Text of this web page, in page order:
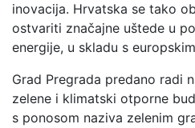
inovacija. Hrvatska se tako
ostvariti značajne uštede u
energije, u skladu s
Grad Pregrada predano radi
zelene i klimatski otporne
s ponosom naziva zelenim